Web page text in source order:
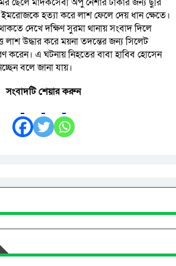
হত্যা করে লাশ ফেলে দেয় ধান ক্ষেতে।
দেখে দক্ষিণ সুরমা থানায় সংবাদ দিলে
উদ্ধার করে ময়না তদন্তের জন্য সিলেট
করেন। এ ঘটনায় নিহতের বাবা হাবিব হোসেন
বলে জানা যায়।
সংবাদটি শেয়ার করুন